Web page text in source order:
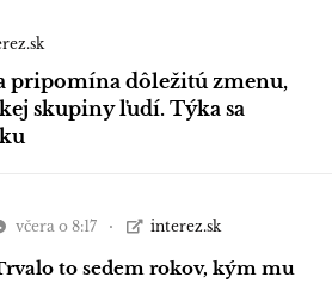
pripomína dôležitú zmenu,
skupiny ľudí. Týka sa
včera o 8:17 interez.sk
to sedem rokov, kým mu